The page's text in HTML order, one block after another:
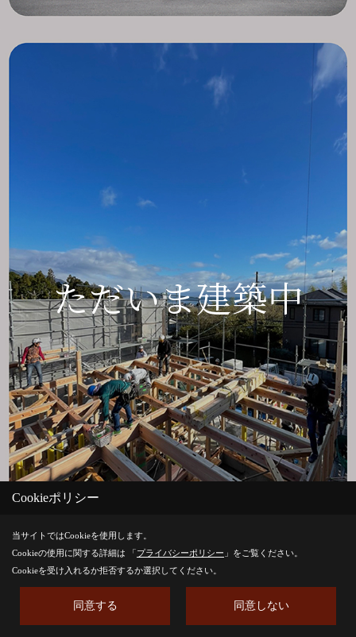
ただいま建築中
Cookieポリシー
当サイトではCookieを使用します。
Cookieの使用に関する詳細は 「プライバシーポリシー 」をご覧ください。
Cookieを受け入れるか拒否するか選択してください。
同意する 同意しない